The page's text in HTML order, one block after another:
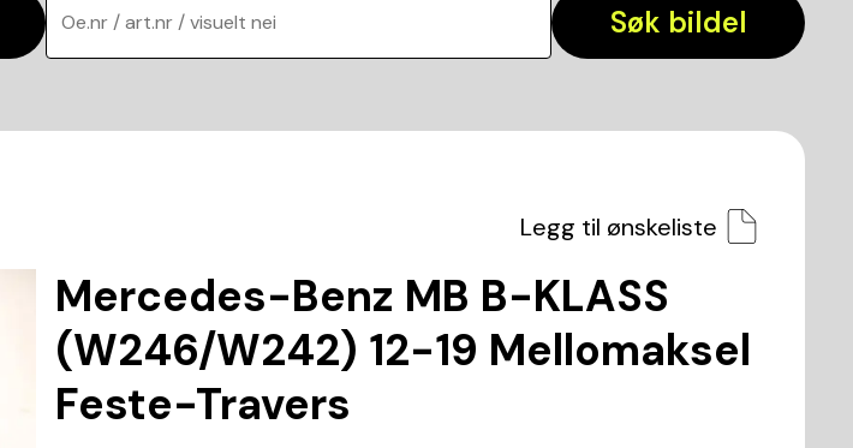
Oe.nr / art.nr / visuelt nei Søk bildel
Legg til ønskeliste
Mercedes-Benz MB B-KLASS
(W246/W242) 12-19 Mellomaksel
Feste-Travers